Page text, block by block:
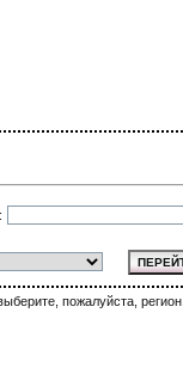
пожалуйста, регион.